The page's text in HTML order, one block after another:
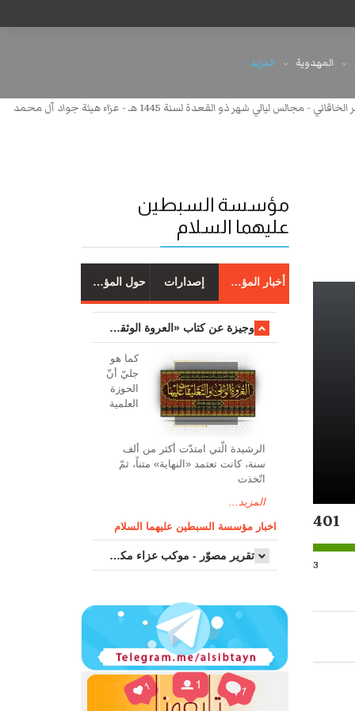
المهدوية المزيد
تعنى الجواد - أداء: الملا محمد باقر الخاقاني - مجالس ليالي شهر ذو القعدة لسنة 1445 هـ - عزاء هيئة جواد آل محمد
401
3
مؤسسة السبطين
عليهما السلام
أخبار المؤسسة إصدارات حول المؤسسة
وجیزة عن کتاب «العروة الوثقی والتعلیقات علیها»
کما هو
جليّ أنّ
الحوزة
العلمیة
الرشیدة الّتي امتدّت أكثر من ألف
سنة، كانت تعتمد «النهاية» متناً، ثمّ
اتّخذت
المزيد...
اخبار مؤسسة السبطين عليهما السلام
تقرير مصوّر - موكب عزاء مکتب سماحة اية الله السيد مرتضى الموسوي الاصفهاني في يوم إستشهاد السيدة فاطم...